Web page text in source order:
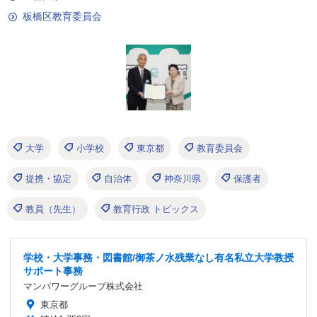
板橋区教育委員会
大学 小学校 東京都 教育委員会
提携・協定 自治体 神奈川県 保護者
教員（先生） 教育行政 トピックス
学校・大学事務・図書館/御茶ノ水残業なし有名私立大学教授
サポート事務
マンパワーグループ株式会社
東京都